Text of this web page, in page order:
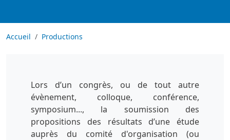
Accueil Productions
Lors d’un congrès, ou de tout autre
évènement, colloque, conférence,
symposium..., la soumission des
propositions des résultats d’une étude
auprès du comité d'organisation (ou